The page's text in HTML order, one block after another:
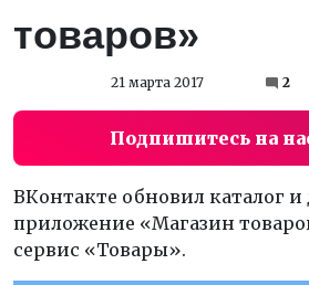
товаров»
21 марта 2017 2
Подпишитесь на
ВКонтакте обновил каталог и
приложение «Магазин
сервис «Товары».